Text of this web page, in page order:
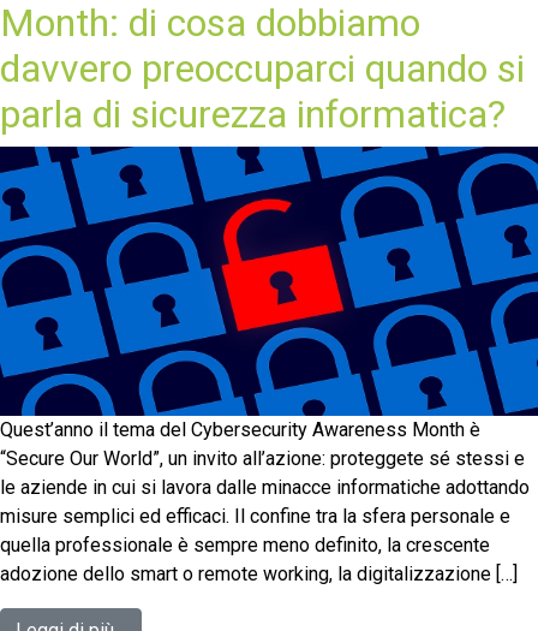
Month: di cosa dobbiamo
davvero preoccuparci quando si
parla di sicurezza informatica?
Quest’anno il tema del Cybersecurity Awareness Month è
“Secure Our World”, un invito all’azione: proteggete sé stessi e
le aziende in cui si lavora dalle minacce informatiche adottando
misure semplici ed efficaci. Il confine tra la sfera personale e
quella professionale è sempre meno definito, la crescente
adozione dello smart o remote working, la digitalizzazione […]